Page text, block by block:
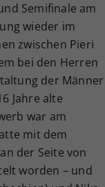
Semifinale am
wieder im
zwischen Pieri
bei den Herren
der Männer
Jahre alte
war am
mit dem
der Seite von
worden – und